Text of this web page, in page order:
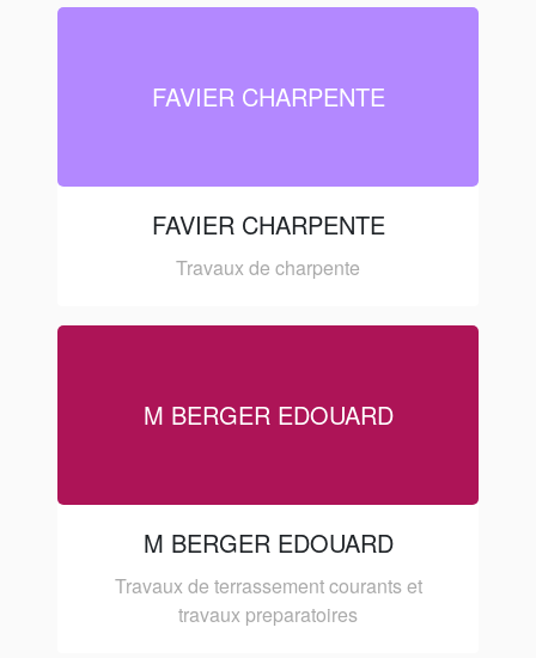
FAVIER CHARPENTE
FAVIER CHARPENTE
Travaux de charpente
M BERGER EDOUARD
M BERGER EDOUARD
Travaux de terrassement courants et
travaux preparatoires